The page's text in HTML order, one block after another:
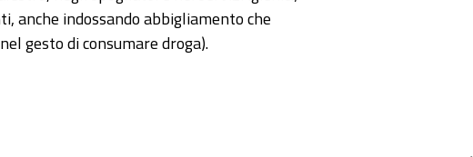
anche indossando abbigliamento che
gesto di consumare droga).